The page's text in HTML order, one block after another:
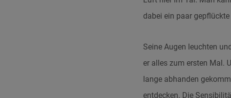
dabei ein paar
Seine Augen leuchten
er alles zum ersten Mal.
lange abhanden
entdecken. Die